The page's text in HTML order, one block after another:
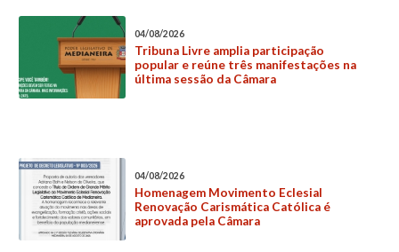
04/08/2026
Tribuna Livre amplia participação
popular e reúne três manifestações na
última sessão da Câmara
04/08/2026
Homenagem Movimento Eclesial
Renovação Carismática Católica é
aprovada pela Câmara